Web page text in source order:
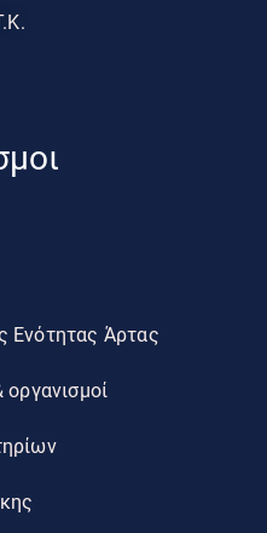
Ενότητας Άρτας
οργανισμοί